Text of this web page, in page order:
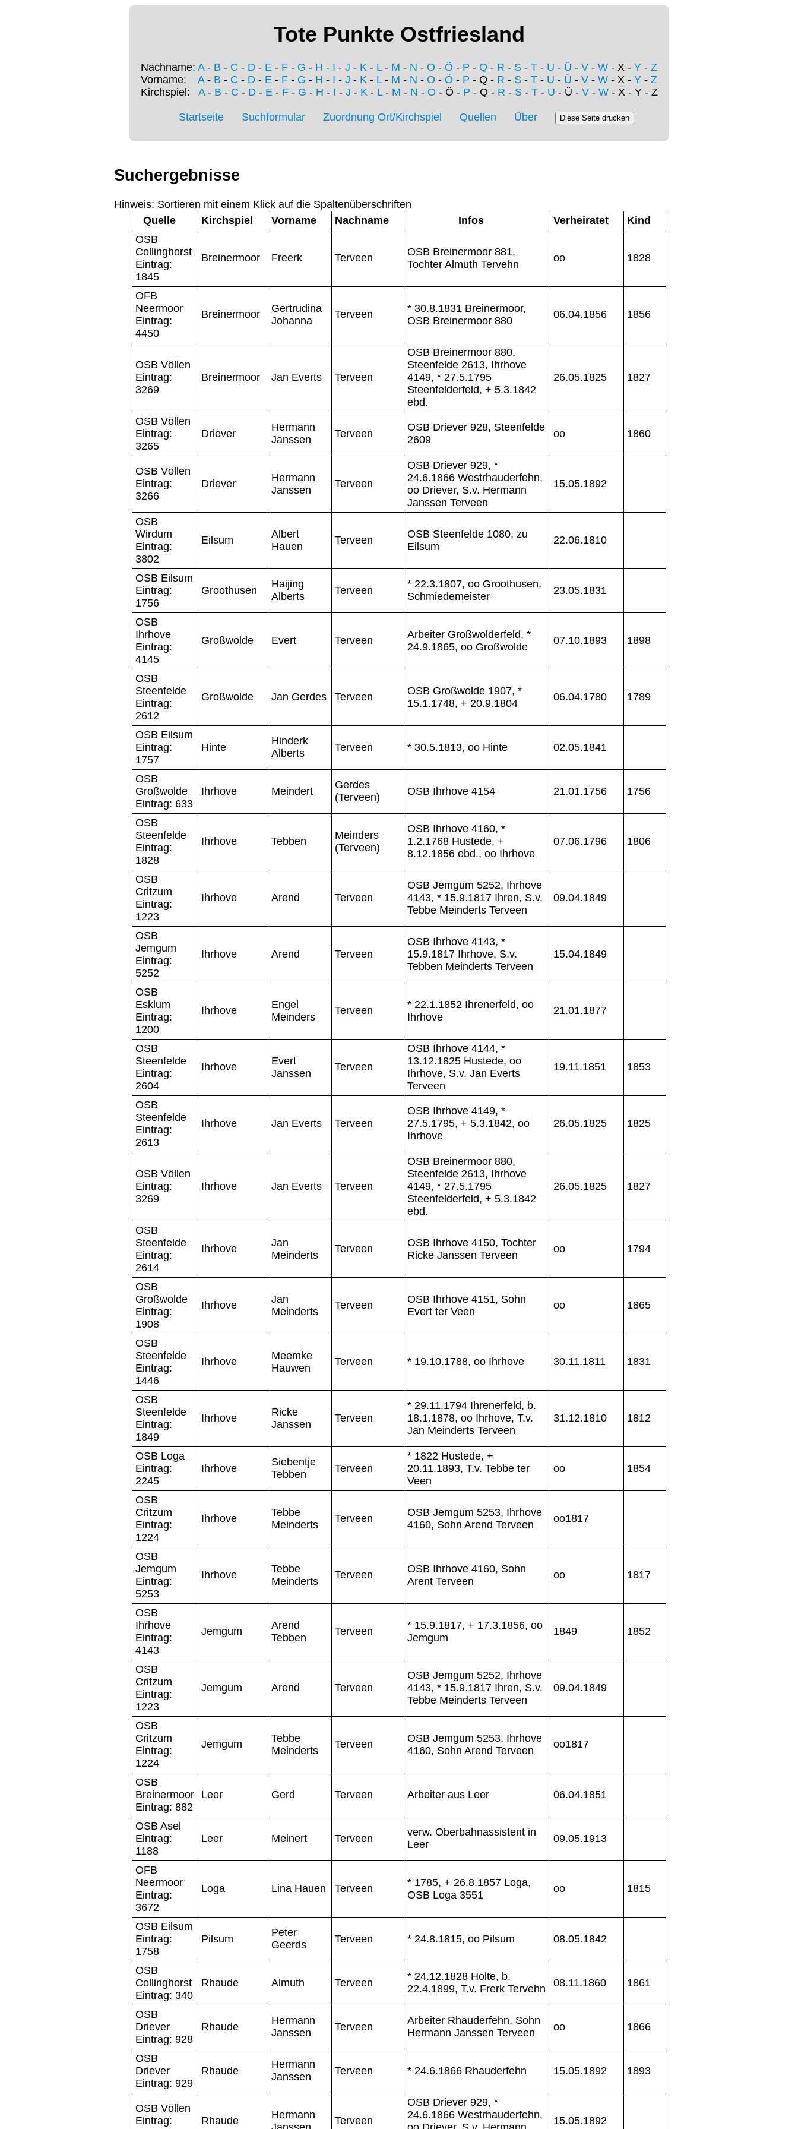
Tote Punkte Ostfriesland
Nachname: A- B - C - D - E - F - G - H - I - J - K - L- M - N - O - Ö - P - Q - R - S - T - U - Ü - V - W - X - Y - Z
Vorname: A- B - C - D - E - F - G - H - I - J - K - L- M - N - O - Ö - P - Q - R - S - T - U - Ü - V - W - X - Y - Z
Kirchspiel: A- B - C - D- E- F- G - H - I - J - K- L- M - N - O - Ö - P - Q - R - S- T- U - Ü - V- W- X - Y - Z
Startseite Suchformular Zuordnung Ort/Kirchspiel Quellen Über
Suchergebnisse
Hinweis: Sortieren mit einem Klick auf die Spaltenüberschriften
Quelle
Kirchspiel Vorname Nachname Infos Verheiratet
Kind
OSB
Collinghorst
Eintrag:
1845
Breinermoor Freerk Terveen
OSB Breinermoor 881,
Tochter Almuth Tervehn
oo 1828
OFB
Neermoor
Eintrag:
4450
Breinermoor
Gertrudina
Johanna
Terveen
* 30.8.1831 Breinermoor,
OSB Breinermoor 880
06.04.1856 1856
OSB Völlen
Eintrag:
3269
Breinermoor Jan Everts Terveen
OSB Breinermoor 880,
Steenfelde 2613, Ihrhove
4149, * 27.5.1795
Steenfelderfeld, + 5.3.1842
ebd.
26.05.1825 1827
OSB Völlen
Eintrag:
3265
Driever
Hermann
Janssen
Terveen
OSB Driever 928, Steenfelde
2609
oo 1860
OSB Völlen
Eintrag:
3266
Driever
Hermann
Janssen
Terveen
OSB Driever 929, *
24.6.1866 Westrhauderfehn,
oo Driever, S.v. Hermann
Janssen Terveen
15.05.1892
OSB
Wirdum
Eintrag:
3802
Eilsum
Albert
Hauen
Terveen
OSB Steenfelde 1080, zu
Eilsum
22.06.1810
OSB Eilsum
Eintrag:
1756
Groothusen
Haijing
Alberts
Terveen
* 22.3.1807, oo Groothusen,
Schmiedemeister
23.05.1831
OSB
Ihrhove
Eintrag:
4145
Großwolde Evert Terveen
Arbeiter Großwolderfeld, *
24.9.1865, oo Großwolde
07.10.1893 1898
OSB
Steenfelde
Eintrag:
2612
Großwolde Jan Gerdes Terveen
OSB Großwolde 1907, *
15.1.1748, + 20.9.1804
06.04.1780 1789
OSB Eilsum
Eintrag:
1757
Hinte
Hinderk
Alberts
Terveen * 30.5.1813, oo Hinte 02.05.1841
OSB
Großwolde
Eintrag: 633
Ihrhove Meindert
Gerdes
(Terveen)
OSB Ihrhove 4154 21.01.1756 1756
OSB
Steenfelde
Eintrag:
1828
Ihrhove Tebben
Meinders
(Terveen)
OSB Ihrhove 4160, *
1.2.1768 Hustede, +
8.12.1856 ebd., oo Ihrhove
07.06.1796 1806
OSB
Critzum
Eintrag:
1223
Ihrhove Arend Terveen
OSB Jemgum 5252, Ihrhove
4143, * 15.9.1817 Ihren, S.v.
Tebbe Meinderts Terveen
09.04.1849
OSB
Jemgum
Eintrag:
5252
Ihrhove Arend Terveen
OSB Ihrhove 4143, *
15.9.1817 Ihrhove, S.v.
Tebben Meinderts Terveen
15.04.1849
OSB
Esklum
Eintrag:
1200
Ihrhove
Engel
Meinders
Terveen
* 22.1.1852 Ihrenerfeld, oo
Ihrhove
21.01.1877
OSB
Steenfelde
Eintrag:
2604
Ihrhove
Evert
Janssen
Terveen
OSB Ihrhove 4144, *
13.12.1825 Hustede, oo
Ihrhove, S.v. Jan Everts
Terveen
19.11.1851 1853
OSB
Steenfelde
Eintrag:
2613
Ihrhove Jan Everts Terveen
OSB Ihrhove 4149, *
27.5.1795, + 5.3.1842, oo
Ihrhove
26.05.1825 1825
OSB Völlen
Eintrag:
3269
Ihrhove Jan Everts Terveen
OSB Breinermoor 880,
Steenfelde 2613, Ihrhove
4149, * 27.5.1795
Steenfelderfeld, + 5.3.1842
ebd.
26.05.1825 1827
OSB
Steenfelde
Eintrag:
2614
Ihrhove
Jan
Meinderts
Terveen
OSB Ihrhove 4150, Tochter
Ricke Janssen Terveen
oo 1794
OSB
Großwolde
Eintrag:
1908
Ihrhove
Jan
Meinderts
Terveen
OSB Ihrhove 4151, Sohn
Evert ter Veen
oo 1865
OSB
Steenfelde
Eintrag:
1446
Ihrhove
Meemke
Hauwen
Terveen * 19.10.1788, oo Ihrhove 30.11.1811 1831
OSB
Steenfelde
Eintrag:
1849
Ihrhove
Ricke
Janssen
Terveen
* 29.11.1794 Ihrenerfeld, b.
18.1.1878, oo Ihrhove, T.v.
Jan Meinderts Terveen
31.12.1810 1812
OSB Loga
Eintrag:
2245
Ihrhove
Siebentje
Tebben
Terveen
* 1822 Hustede, +
20.11.1893, T.v. Tebbe ter
Veen
oo 1854
OSB
Critzum
Eintrag:
1224
Ihrhove
Tebbe
Meinderts
Terveen
OSB Jemgum 5253, Ihrhove
4160, Sohn Arend Terveen
oo1817
OSB
Jemgum
Eintrag:
5253
Ihrhove
Tebbe
Meinderts
Terveen
OSB Ihrhove 4160, Sohn
Arent Terveen
oo 1817
OSB
Ihrhove
Eintrag:
4143
Jemgum
Arend
Tebben
Terveen
* 15.9.1817, + 17.3.1856, oo
Jemgum
1849 1852
OSB
Critzum
Eintrag:
1223
Jemgum Arend Terveen
OSB Jemgum 5252, Ihrhove
4143, * 15.9.1817 Ihren, S.v.
Tebbe Meinderts Terveen
09.04.1849
OSB
Critzum
Eintrag:
1224
Jemgum
Tebbe
Meinderts
Terveen
OSB Jemgum 5253, Ihrhove
4160, Sohn Arend Terveen
oo1817
OSB
Breinermoor
Eintrag: 882
Leer Gerd Terveen Arbeiter aus Leer 06.04.1851
OSB Asel
Eintrag:
1188
Leer Meinert Terveen
verw. Oberbahnassistent in
Leer
09.05.1913
OFB
Neermoor
Eintrag:
3672
Loga Lina Hauen Terveen
* 1785, + 26.8.1857 Loga,
OSB Loga 3551
oo 1815
OSB Eilsum
Eintrag:
1758
Pilsum
Peter
Geerds
Terveen * 24.8.1815, oo Pilsum 08.05.1842
OSB
Collinghorst
Eintrag: 340
Rhaude Almuth Terveen
* 24.12.1828 Holte, b.
22.4.1899, T.v. Frerk Tervehn
08.11.1860 1861
OSB
Driever
Eintrag: 928
Rhaude
Hermann
Janssen
Terveen
Arbeiter Rhauderfehn, Sohn
Hermann Janssen Terveen
oo 1866
OSB
Driever
Eintrag: 929
Rhaude
Hermann
Janssen
Terveen * 24.6.1866 Rhauderfehn 15.05.1892 1893
OSB Völlen
Eintrag:
Rhaude
Hermann
Terveen
OSB Driever 929, *
24.6.1866 Westrhauderfehn,
15.05.1892